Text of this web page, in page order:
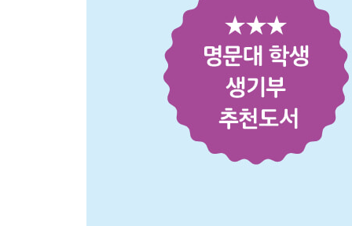
만능 유전자 가위를 찾아내다
유전자 치료제를 만들다
지구상에 없던 생물을 만들다